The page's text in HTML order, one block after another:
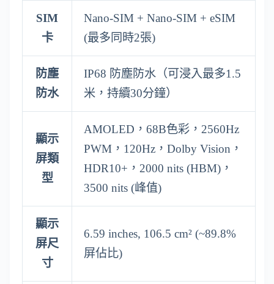
SIM
卡
Nano-SIM + Nano-SIM + eSIM
(最多同時2張)
防塵
防水
IP68 防塵防水（可浸入最多1.5
米，持續30分鐘）
顯示
屏類
型
AMOLED，68B色彩，2560Hz
PWM，120Hz，Dolby Vision，
HDR10+，2000 nits (HBM)，
3500 nits (峰值)
顯示
屏尺
寸
6.59 inches, 106.5 cm² (~89.8%
屏佔比)